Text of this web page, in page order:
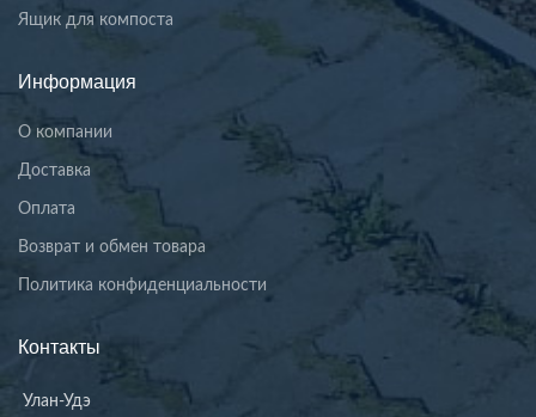
Ящик для компоста
Информация
О компании
Доставка
Оплата
Возврат и обмен товара
Политика конфиденциальности
Контакты
Улан-Удэ